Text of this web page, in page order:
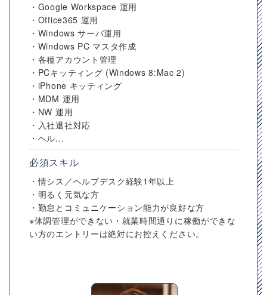
・Google Workspace 運用
・Office365 運用
・Windows サーバ運用
・Windows PC マスタ作成
・各種アカウント管理
・PCキッティング (Windows 8:Mac 2)
・iPhone キッティング
・MDM 運用
・NW 運用
・入社退社対応
・ヘル...
必須スキル
・情シス／ヘルプデスク経験1年以上
・明るく元気な方
・勤怠とコミュニケーション能力が良好な方
※体調管理ができない・就業時間通りに稼働ができな
い方のエントリーは絶対にお控えください。